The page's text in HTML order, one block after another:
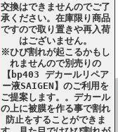
交換はできませんのでご了
承ください。在庫限り商品
ですので取り置きや再入荷
はございません。
※ひび割れが起こるかもし
れませんので別売りの
【bp403 デカールリペア
ー液SAIGEN】のご利用を
ご提案します。。デカール
の上に被膜を作る事で割れ
防止をすることができま